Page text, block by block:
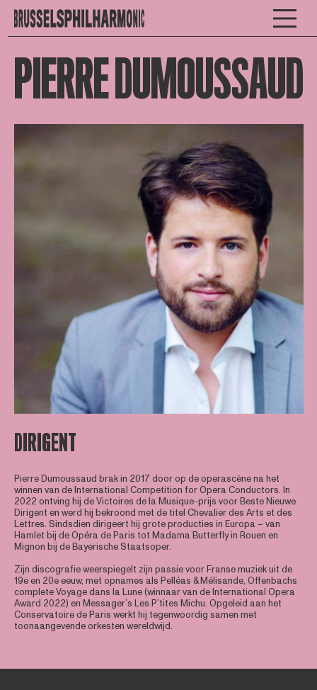
PIERRE DUMOUSSAUD
DIRIGENT
Pierre Dumoussaud brak in 2017 door op de operascène na het
winnen van de International Competition for Opera Conductors. In
2022 ontving hij de Victoires de la Musique-prijs voor Beste Nieuwe
Dirigent en werd hij bekroond met de titel Chevalier des Arts et des
Lettres. Sindsdien dirigeert hij grote producties in Europa – van
Hamlet bij de Opéra de Paris tot Madama Butterfly in Rouen en
Mignon bij de Bayerische Staatsoper.
Zijn discografie weerspiegelt zijn passie voor Franse muziek uit de
19e en 20e eeuw, met opnames als Pelléas & Mélisande, Offenbachs
complete Voyage dans la Lune (winnaar van de International Opera
Award 2022) en Messager’s Les P’tites Michu. Opgeleid aan het
Conservatoire de Paris werkt hij tegenwoordig samen met
toonaangevende orkesten wereldwijd.